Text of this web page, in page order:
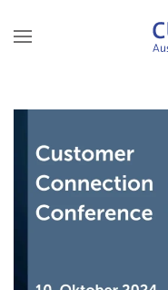
Zum Hauptinhalt